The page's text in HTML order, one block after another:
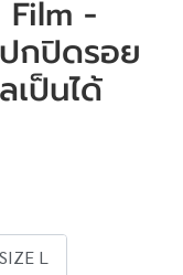
Film -
กปิดรอย
ป็นได้
SIZE L